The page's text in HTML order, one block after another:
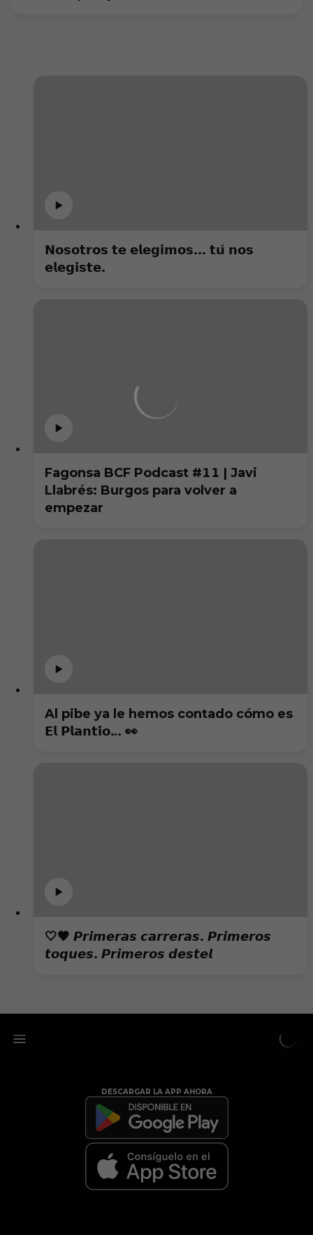
𝗡𝗼𝘀𝗼𝘁𝗿𝗼𝘀 𝘁𝗲 𝗲𝗹𝗲𝗴𝗶𝗺𝗼𝘀... 𝘁𝘂́ 𝗻𝗼𝘀
𝗲𝗹𝗲𝗴𝗶𝘀𝘁𝗲.
Fagonsa BCF Podcast #11 | Javi
Llabrés: Burgos para volver a
empezar
Al pibe ya le hemos contado cómo es
𝗘𝗹 𝗣𝗹𝗮𝗻𝘁𝗶́𝗼… 👀
🤍🖤 𝙋𝙧𝙞𝙢𝙚𝙧𝙖𝙨 𝙘𝙖𝙧𝙧𝙚𝙧𝙖𝙨. 𝙋𝙧𝙞𝙢𝙚𝙧𝙤𝙨
𝙩𝙤𝙦𝙪𝙚𝙨. 𝙋𝙧𝙞𝙢𝙚𝙧𝙤𝙨 𝙙𝙚𝙨𝙩𝙚𝙡
DESCARGAR LA APP AHORA